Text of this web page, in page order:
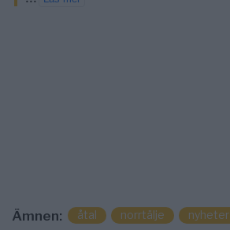
Ämnen: åtal norrtälje nyheter